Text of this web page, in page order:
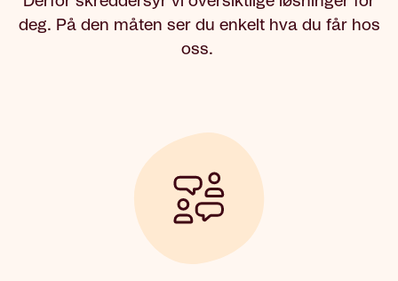
deg. På den måten ser du enkelt hva du får hos
oss.